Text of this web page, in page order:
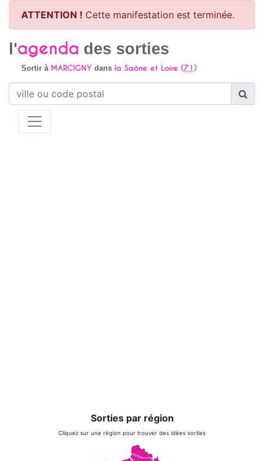
ATTENTION ! Cette manifestation est terminée.
l'agenda des sorties
Sortir à MARCIGNYdans la Saône et Loire (71)
Sorties par région
Cliquez sur une région pour trouver des idées sorties